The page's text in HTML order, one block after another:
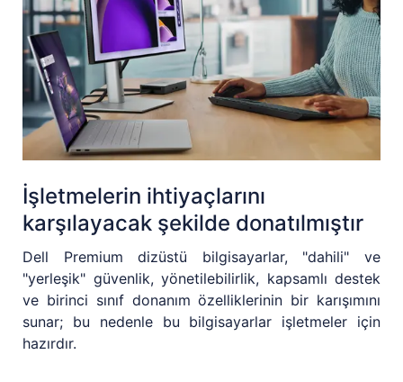
İşletmelerin ihtiyaçlarını
karşılayacak şekilde donatılmıştır
Dell Premium dizüstü bilgisayarlar, "dahili" ve
"yerleşik" güvenlik, yönetilebilirlik, kapsamlı destek
ve birinci sınıf donanım özelliklerinin bir karışımını
sunar; bu nedenle bu bilgisayarlar işletmeler için
hazırdır.